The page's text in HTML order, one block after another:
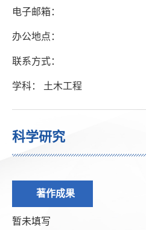
电子邮箱：
办公地点：
联系方式：
学科： 土木工程
科学研究
著作成果
暂未填写